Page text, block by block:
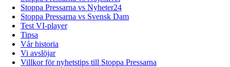
Stoppa Pressarna vs Nyheter24
Stoppa Pressarna vs Svensk Dam
Test VI-player
Tipsa
Vår historia
Vi avslöjar
Villkor för nyhetstips till Stoppa Pressarna